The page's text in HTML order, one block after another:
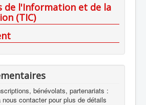
de l'Information et de la
(TIC)
bénévolats, partenariats :
nous contacter pour plus de détails